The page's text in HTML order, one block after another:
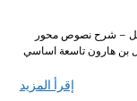
– شرح نصوص محور
بن هارون تاسعة اساسي
إقرأ المزيد